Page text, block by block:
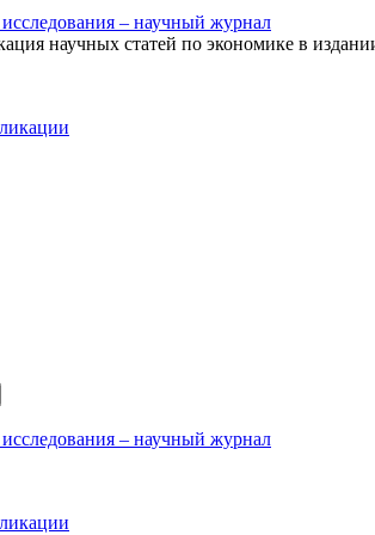
научных статей по экономике в